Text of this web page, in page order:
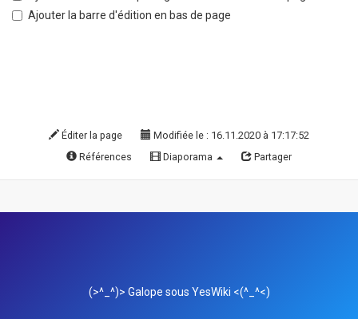
Ajouter la barre d'édition en bas de page
Éditer la page
Modifiée le : 16.11.2020 à 17:17:52
Références
Diaporama Partager
(>^_^)> Galope sous YesWiki <(^_^<)